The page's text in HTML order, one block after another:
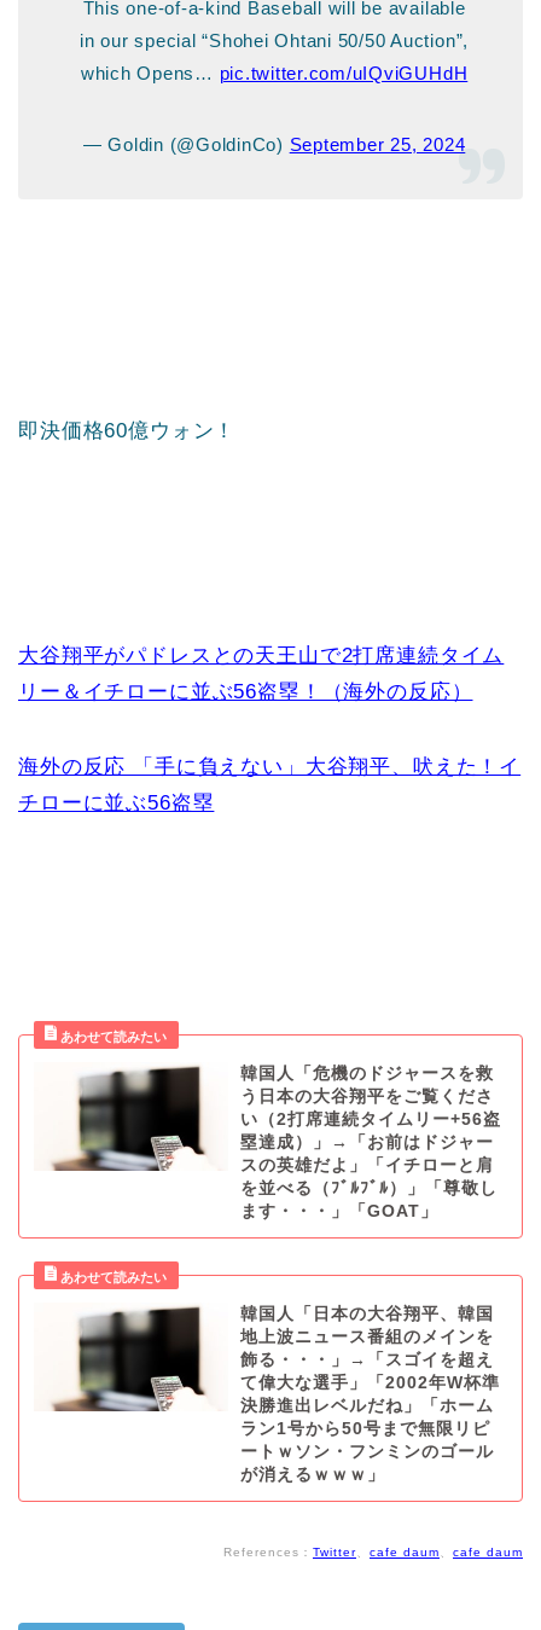
This one-of-a-kind Baseball will be available
in our special “Shohei Ohtani 50/50 Auction”,
which Opens… pic.twitter.com/uIQviGUHdH
— Goldin (@GoldinCo) September 25, 2024
即決価格60億ウォン！
大谷翔平がパドレスとの天王山で2打席連続タイム
リー＆イチローに並ぶ56盗塁！（海外の反応）
海外の反応 「手に負えない」大谷翔平、吠えた！イ
チローに並ぶ56盗塁
韓国人「危機のドジャースを救
う日本の大谷翔平をご覧くださ
い（2打席連続タイムリー+56盗
塁達成）」→「お前はドジャー
スの英雄だよ」「イチローと肩
を並べる（ﾌﾞﾙﾌﾞﾙ）」「尊敬し
ます・・・」「GOAT」
韓国人「日本の大谷翔平、韓国
地上波ニュース番組のメインを
飾る・・・」→「スゴイを超え
て偉大な選手」「2002年W杯準
決勝進出レベルだね」「ホーム
ラン1号から50号まで無限リピ
ートｗソン・フンミンのゴール
が消えるｗｗｗ」
References： Twitter cafe daum cafe daum